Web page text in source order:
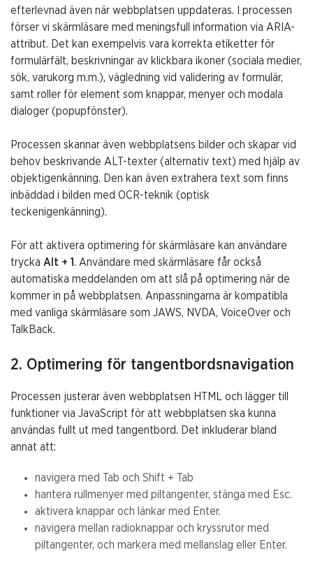
efterlevnad även när webbplatsen uppdateras. I processen
förser vi skärmläsare med meningsfull information via ARIA-
attribut. Det kan exempelvis vara korrekta etiketter för
formulärfält, beskrivningar av klickbara ikoner (sociala medier,
sök, varukorg m.m.), vägledning vid validering av formulär,
samt roller för element som knappar, menyer och modala
dialoger (popupfönster).
Processen skannar även webbplatsens bilder och skapar vid
behov beskrivande ALT-texter (alternativ text) med hjälp av
objektigenkänning. Den kan även extrahera text som finns
inbäddad i bilden med OCR-teknik (optisk
teckenigenkänning).
För att aktivera optimering för skärmläsare kan användare
trycka Alt + 1. Användare med skärmläsare får också
automatiska meddelanden om att slå på optimering när de
kommer in på webbplatsen. Anpassningarna är kompatibla
med vanliga skärmläsare som JAWS, NVDA, VoiceOver och
TalkBack.
2. Optimering för tangentbordsnavigation
Processen justerar även webbplatsen HTML och lägger till
funktioner via JavaScript för att webbplatsen ska kunna
användas fullt ut med tangentbord. Det inkluderar bland
annat att:
navigera med Tab och Shift + Tab
hantera rullmenyer med piltangenter, stänga med Esc.
aktivera knappar och länkar med Enter.
navigera mellan radioknappar och kryssrutor med
piltangenter, och markera med mellanslag eller Enter.